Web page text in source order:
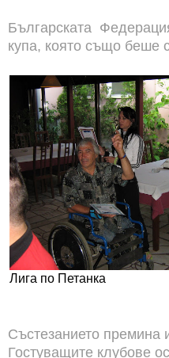
Българската
купа, която също беше
Лига по Петанка
Състезанието премина
Гостуващите клубове